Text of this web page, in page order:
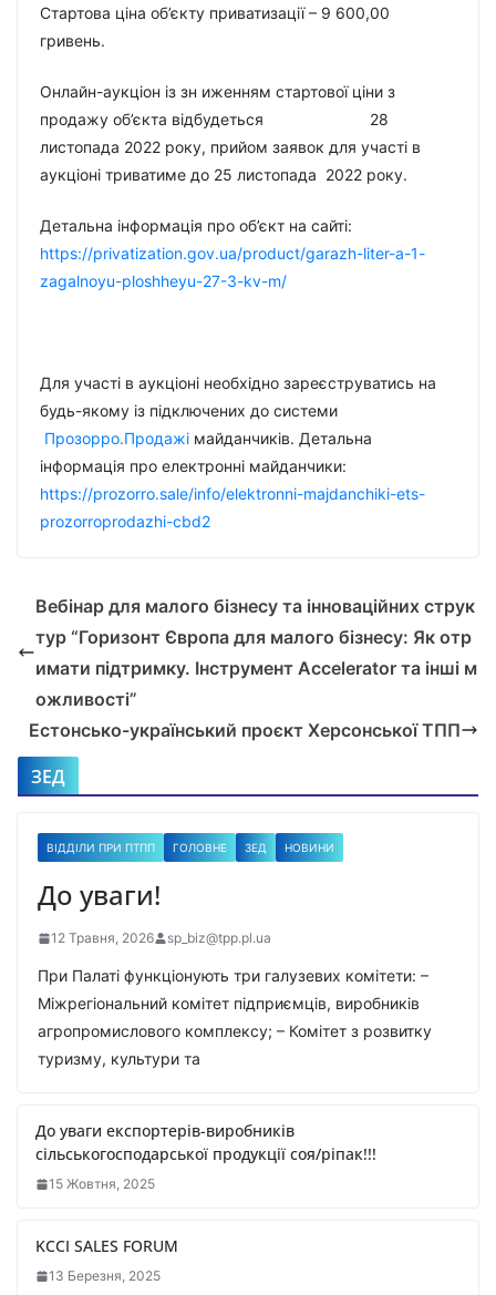
Стартова ціна об’єкту приватизації – 9 600,00
гривень.
Онлайн-аукціон із зн иженням стартової ціни з
продажу об’єкта відбудеться 28
листопада 2022 року, прийом заявок для участі в
аукціоні триватиме до 25 листопада 2022 року.
Детальна інформація про об’єкт на сайті:
https://privatization.gov.ua/product/garazh-liter-a-1-
zagalnoyu-ploshheyu-27-3-kv-m/
Для участі в аукціоні необхідно зареєструватись на
будь-якому із підключених до системи
Прозорро.Продажі майданчиків. Детальна
інформація про електронні майданчики:
https://prozorro.sale/info/elektronni-majdanchiki-ets-
prozorroprodazhi-cbd2
Вебінар для малого бізнесу та інноваційних струк
тур “Горизонт Європа для малого бізнесу: Як отр
имати підтримку. Інструмент Accelerator та інші м
ожливості”
Естонсько-український проєкт Херсонської ТПП
ЗЕД
ВІДДІЛИ ПРИ ПТПП ГОЛОВНЕ ЗЕД НОВИНИ
До уваги!
12 Травня, 2026 sp_biz@tpp.pl.ua
При Палаті функціонують три галузевих комітети: –
Міжрегіональний комітет підприємців, виробників
агропромислового комплексу; – Комітет з розвитку
туризму, культури та
До уваги експортерів-виробників
сільськогосподарської продукції соя/ріпак!!!
15 Жовтня, 2025
KCCI SALES FORUM
13 Березня, 2025